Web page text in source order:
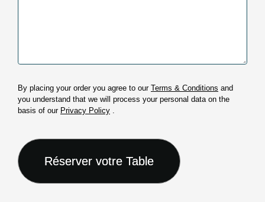
By placing your order you agree to our Terms & Conditions and
you understand that we will process your personal data on the
basis of our Privacy Policy .